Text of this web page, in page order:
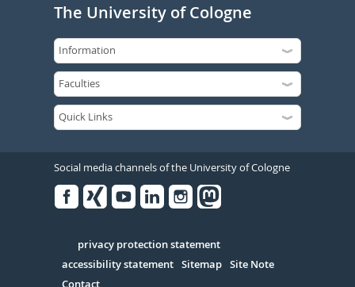
The University of Cologne
Social media channels of the University of Cologne
Serivce
privacy protection statement
accessibility statement Sitemap Site Note
Contact